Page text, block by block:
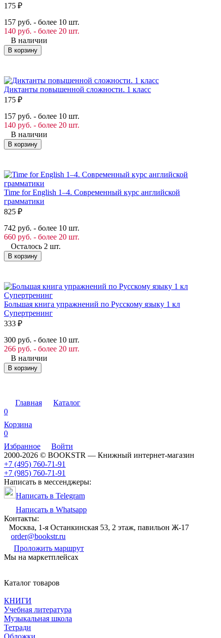
175 ₽
157 руб. - более 10 шт.
140 руб. - более 20 шт.
В наличии
В корзину
Диктанты повышенной сложности. 1 класс
175 ₽
157 руб. - более 10 шт.
140 руб. - более 20 шт.
В наличии
В корзину
Time for English 1–4. Современный курс английской
грамматики
825 ₽
742 руб. - более 10 шт.
660 руб. - более 20 шт.
Осталось 2 шт.
В корзину
Большая книга упражнений по Русскому языку 1 кл
Супертренинг
333 ₽
300 руб. - более 10 шт.
266 руб. - более 20 шт.
В наличии
В корзину
Главная
Каталог
0
Корзина
0
Избранное
Войти
2000-2026 © BOOKSTR — Книжный интернет-магазин
+7 (495) 760-71-91
+7 (985) 760-71-91
Написать в мессенджеры:
Написать в Telegram
Написать в Whatsapp
Контакты:
Москва, 1-я Останкинская 53, 2 этаж, павильон Ж-17
order@bookstr.ru
Проложить маршрут
Мы на маркетплейсах
Каталог товаров
КНИГИ
Учебная литература
Музыкальная школа
Тетради
Обложки